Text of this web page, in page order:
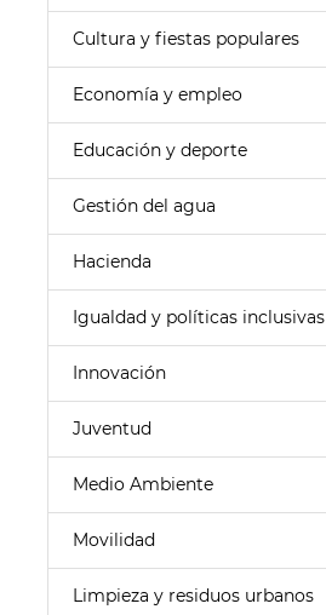
Cultura y fiestas populares
Economía y empleo
Educación y deporte
Gestión del agua
Hacienda
Igualdad y políticas inclusivas
Innovación
Juventud
Medio Ambiente
Movilidad
Limpieza y residuos urbanos